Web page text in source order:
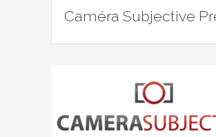
Caméra Subjective